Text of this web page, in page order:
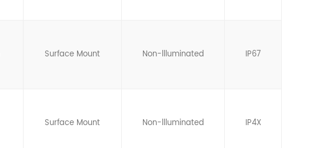
Surface Mount Non-llluminated IP67
Surface Mount Non-llluminated IP4X